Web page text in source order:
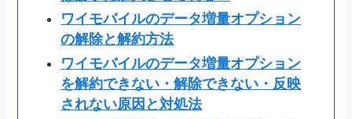
ワイモバイルのデータ増量オプション
の解除と解約方法
ワイモバイルのデータ増量オプション
を解約できない・解除できない・反映
されない原因と対処法